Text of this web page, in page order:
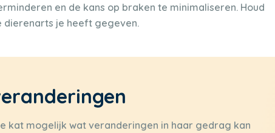
en de kans op braken te minimaliseren. Houd
dierenarts je heeft gegeven.
kat mogelijk wat veranderingen in haar gedrag kan